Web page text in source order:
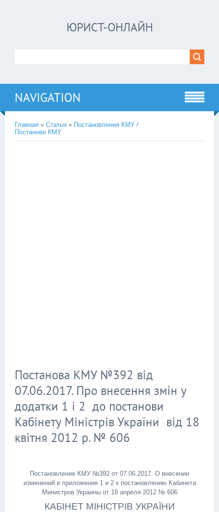
ЮРИСТ-ОНЛАЙН
NAVIGATION
Главная » Статьи » Постановления КМУ /
Постанови КМУ
Постанова КМУ №392 від
07.06.2017. Про внесення змін у
додатки 1 і 2 до постанови
Кабінету Міністрів України від 18
квітня 2012 р. № 606
Постановление КМУ №392 от 07.06.2017. О внесении
изменений в приложения 1 и 2 к постановлению Кабинета
Министров Украины от 18 апреля 2012 № 606
КАБІНЕТ МІНІСТРІВ УКРАЇНИ